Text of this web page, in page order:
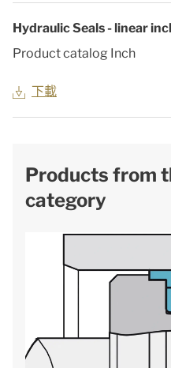
Hydraulic Seals - linear
Product catalog Inch
下載
Products from
category